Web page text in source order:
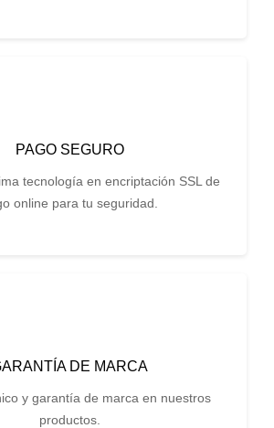
PAGO SEGURO
tecnología en encriptación SSL de
online para tu seguridad.
DE MARCA
y garantía de marca en nuestros
productos.